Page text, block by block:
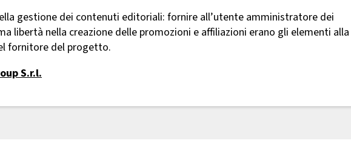
gestione dei contenuti editoriali: fornire all’utente amministratore dei
libertà nella creazione delle promozioni e affiliazioni erano gli elementi alla
fornitore del progetto.
S.r.l.